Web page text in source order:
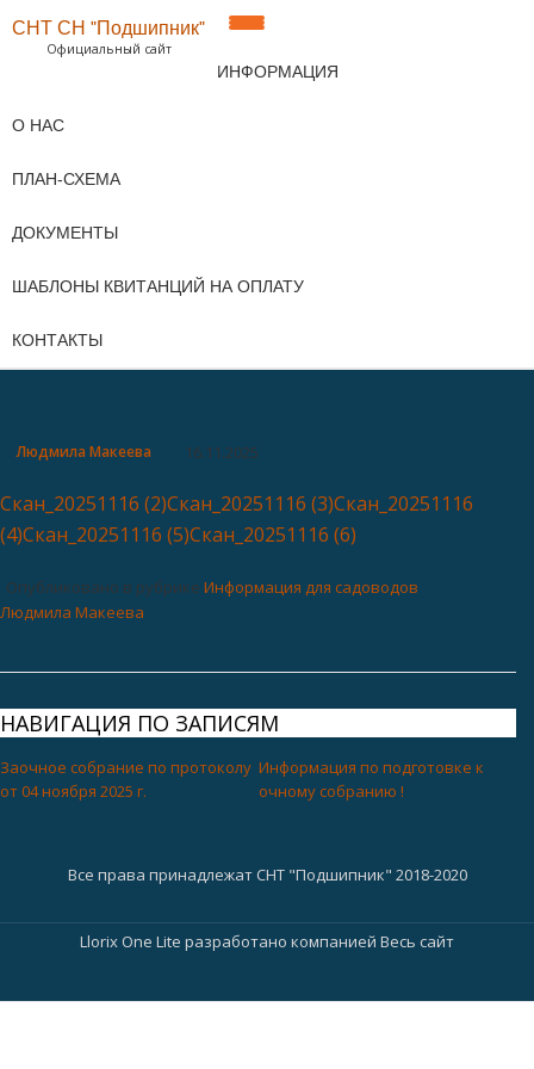
Перейти
ПОКАЗАТЬ/
СНТ СН "Подшипник"
Официальный сайт
ИНФОРМАЦИЯ
О НАС
ПЛАН-СХЕМА
ДОКУМЕНТЫ
ШАБЛОНЫ КВИТАНЦИЙ НА ОПЛАТУ
КОНТАКТЫ
Людмила Макеева 16.11.2025
Скан_20251116 (2)Скан_20251116 (3)Скан_20251116
(4)Скан_20251116 (5)Скан_20251116 (6)
Опубликовано в рубрике Информация для садоводов
Людмила Макеева
НАВИГАЦИЯ ПО ЗАПИСЯМ
Заочное собрание по протоколу
от 04 ноября 2025 г.
Информация по подготовке к
очному собранию !
Все права принадлежат СНТ "Подшипник" 2018-2020
Д
о
Llorix One Lite разработано компанией Весь сайт